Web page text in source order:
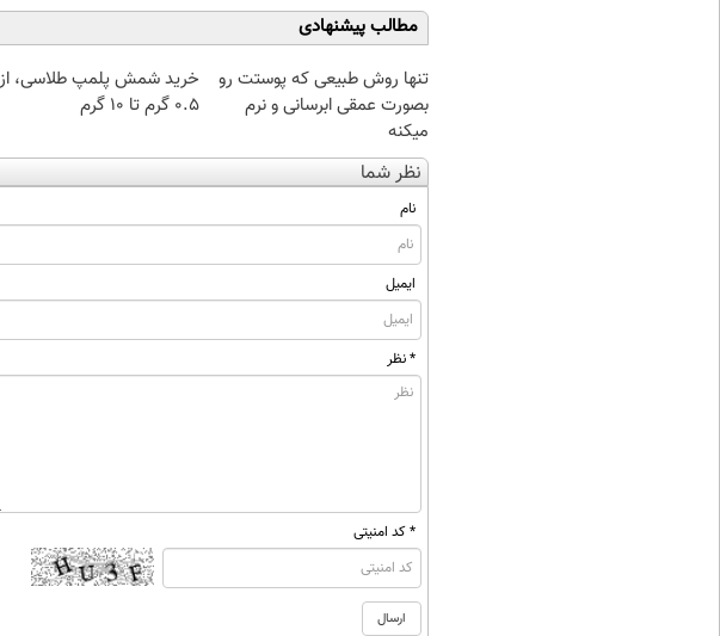
مطالب پیشنهادی
تنها روش طبیعی که پوستت رو
بصورت عمقی ابرسانی و نرم
میکنه
خرید شمش پلمپ طلاسی، از
۰.۵ گرم تا ۱۰ گرم
نظر شما
نام
ایمیل
* نظر
* کد امنیتی